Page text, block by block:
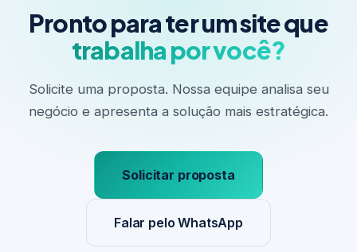
Pronto para ter um site que
trabalha por você?
Solicite uma proposta. Nossa equipe analisa seu
negócio e apresenta a solução mais estratégica.
Solicitar proposta
Falar pelo WhatsApp